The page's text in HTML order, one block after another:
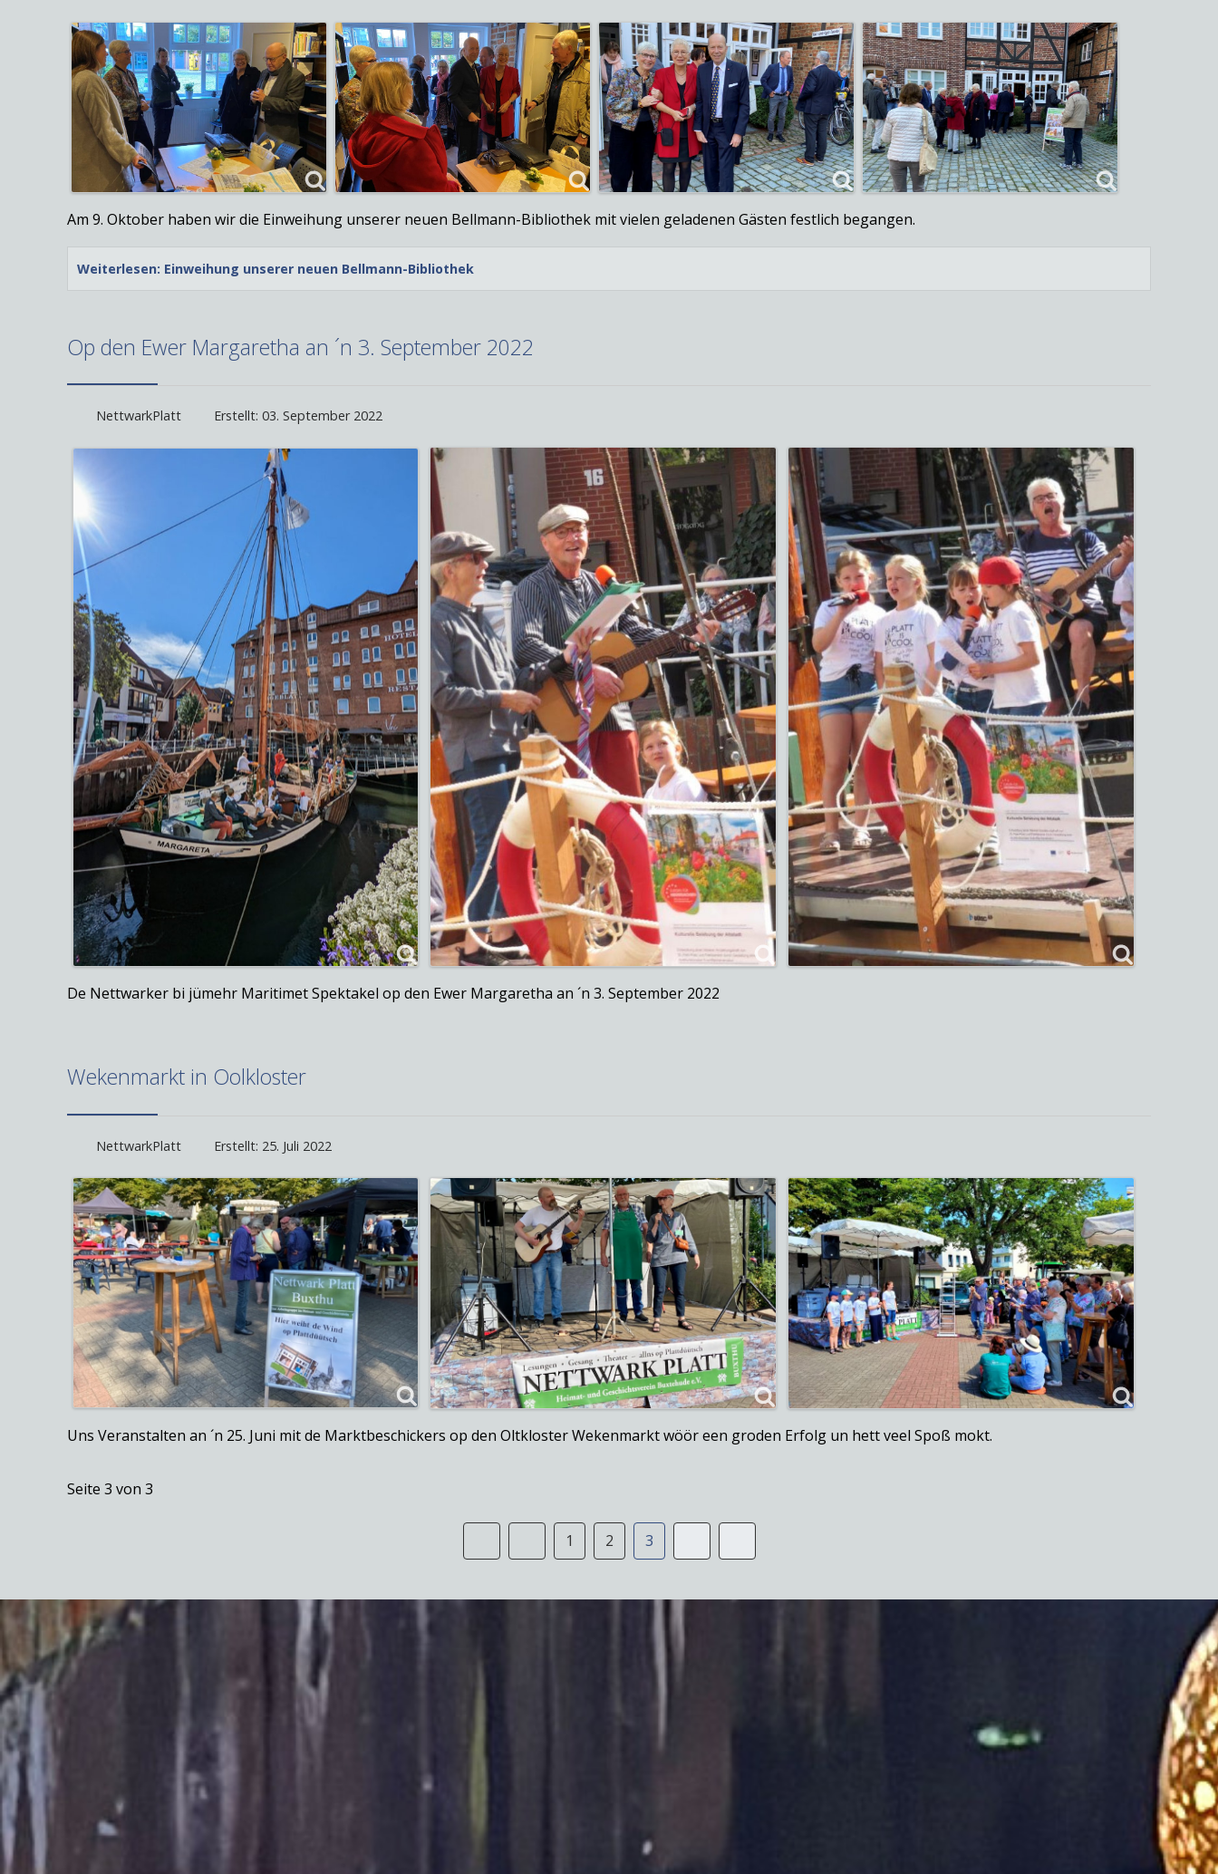
Am 9. Oktober haben wir die Einweihung unserer neuen Bellmann-Bibliothek mit vielen geladenen Gästen festlich begangen.
Weiterlesen: Einweihung unserer neuen Bellmann-Bibliothek
Op den Ewer Margaretha an ´n 3. September 2022
NettwarkPlatt Erstellt: 03. September 2022
De Nettwarker bi jümehr Maritimet Spektakel op den Ewer Margaretha an ´n 3. September 2022
Wekenmarkt in Oolkloster
NettwarkPlatt Erstellt: 25. Juli 2022
Uns Veranstalten an ´n 25. Juni mit de Marktbeschickers op den Oltkloster Wekenmarkt wöör een groden Erfolg un hett veel Spoß mokt.
Seite 3 von 3
1 2 3